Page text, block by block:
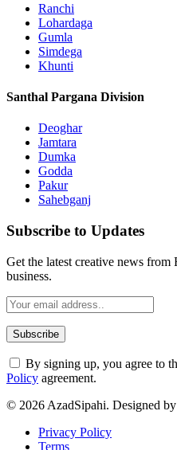
Ranchi
Lohardaga
Gumla
Simdega
Khunti
Santhal Pargana Division
Deoghar
Jamtara
Dumka
Godda
Pakur
Sahebganj
Subscribe to Updates
Get the latest creative news from
business.
By signing up, you agree to
Policy agreement.
© 2026 AzadSipahi. Designed by
Privacy Policy
Terms